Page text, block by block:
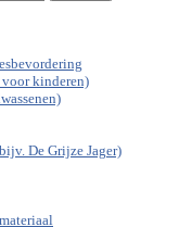
kinderen)
De Grijze Jager)